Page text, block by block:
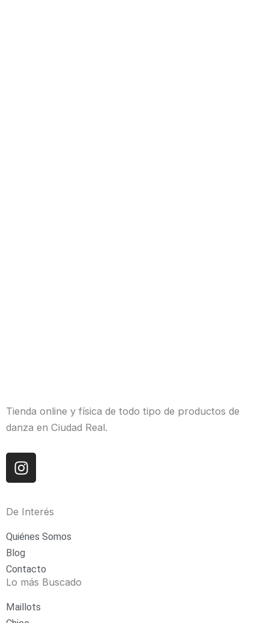
Tienda online y física de todo tipo de productos de
danza en Ciudad Real.
I
n
t
a
g
r
a
m
De Interés
Quiénes Somos
Blog
Contacto
Lo más Buscado
Maillots